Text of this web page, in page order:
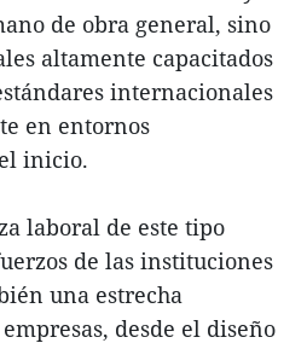
de obra general, sino
altamente capacitados
internacionales
en entornos
inicio.
laboral de este tipo
de las instituciones
una estrecha
desde el diseño